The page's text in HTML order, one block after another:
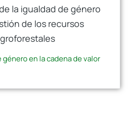
la igualdad de género
de los recursos
en la cadena de valor